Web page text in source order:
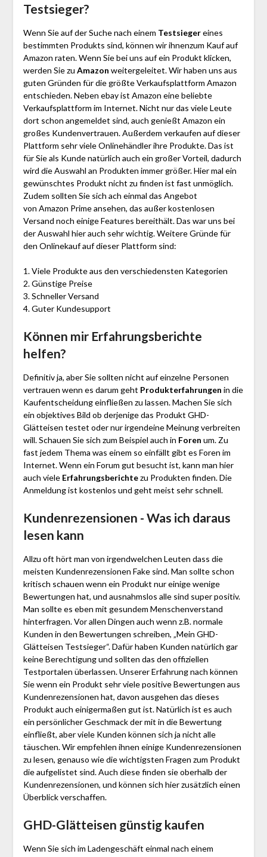
Testsieger?
Wenn Sie auf der Suche nach einem Testsiegereines
bestimmten Produkts sind, können wir ihnenzum Kauf auf
Amazon raten. Wenn Sie bei uns auf ein Produkt klicken,
werden Sie zu Amazon weitergeleitet. Wir haben uns aus
guten Gründen für die größte Verkaufsplattform Amazon
entschieden. Neben ebay ist Amazon eine beliebte
Verkaufsplattform im Internet. Nicht nur das viele Leute
dort schon angemeldet sind, auch genießt Amazon ein
großes Kundenvertrauen. Außerdem verkaufen auf dieser
Plattform sehr viele Onlinehändler ihre Produkte. Das ist
für Sie als Kunde natürlich auch ein großer Vorteil, dadurch
wird die Auswahl an Produkten immer größer. Hier mal ein
gewünschtes Produkt nicht zu finden ist fast unmöglich.
Zudem sollten Sie sich ach einmal das Angebot
von Amazon Prime ansehen, das außer kostenlosen
Versand noch einige Features bereithält. Das war uns bei
der Auswahl hier auch sehr wichtig. Weitere Gründe für
den Onlinekauf auf dieser Plattform sind:
1. Viele Produkte aus den verschiedensten Kategorien
2. Günstige Preise
3. Schneller Versand
4. Guter Kundesupport
Können mir Erfahrungsberichte
helfen?
Definitiv ja, aber Sie sollten nicht auf einzelne Personen
vertrauen wenn es darum geht Produkterfahrungen in die
Kaufentscheidung einfließen zu lassen. Machen Sie sich
ein objektives Bild ob derjenige das Produkt GHD-
Glätteisen testet oder nur irgendeine Meinung verbreiten
will. Schauen Sie sich zum Beispiel auch in Foren um. Zu
fast jedem Thema was einem so einfällt gibt es Foren im
Internet. Wenn ein Forum gut besucht ist, kann man hier
auch viele Erfahrungsberichtezu Produkten finden. Die
Anmeldung ist kostenlos und geht meist sehr schnell.
Kundenrezensionen - Was ich daraus
lesen kann
Allzu oft hört man von irgendwelchen Leuten dass die
meisten Kundenrezensionen Fake sind. Man sollte schon
kritisch schauen wenn ein Produkt nur einige wenige
Bewertungen hat, und ausnahmslos alle sind super positiv.
Man sollte es eben mit gesundem Menschenverstand
hinterfragen. Vor allen Dingen auch wenn z.B. normale
Kunden in den Bewertungen schreiben, „Mein GHD-
Glätteisen Testsieger“. Dafür haben Kunden natürlich gar
keine Berechtigung und sollten das den offiziellen
Testportalen überlassen. Unserer Erfahrung nach können
Sie wenn ein Produkt sehr viele positive Bewertungen aus
Kundenrezensionen hat, davon ausgehen das dieses
Produkt auch einigermaßen gut ist. Natürlich ist es auch
ein persönlicher Geschmack der mit in die Bewertung
einfließt, aber viele Kunden können sich ja nicht alle
täuschen. Wir empfehlen ihnen einige Kundenrezensionen
zu lesen, genauso wie die wichtigsten Fragen zum Produkt
die aufgelistet sind. Auch diese finden sie oberhalb der
Kundenrezensionen, und können sich hier zusätzlich einen
Überblick verschaffen.
GHD-Glätteisen günstig kaufen
Wenn Sie sich im Ladengeschäft einmal nach einem